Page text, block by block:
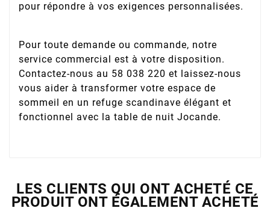
pour répondre à vos exigences personnalisées.
Pour toute demande ou commande, notre
service commercial est à votre disposition.
Contactez-nous au 58 038 220 et laissez-nous
vous aider à transformer votre espace de
sommeil en un refuge scandinave élégant et
fonctionnel avec la table de nuit Jocande.
LES CLIENTS QUI ONT ACHETÉ CE
PRODUIT ONT ÉGALEMENT ACHETÉ